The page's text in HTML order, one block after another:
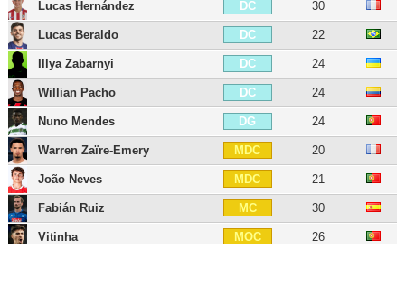
Lucas Hernández DC 30
Lucas Beraldo DC 22
Illya Zabarnyi DC 24
Willian Pacho DC 24
Nuno Mendes DG 24
Warren Zaïre-Emery MDC 20
João Neves MDC 21
Fabián Ruiz MC 30
Vitinha MOC 26